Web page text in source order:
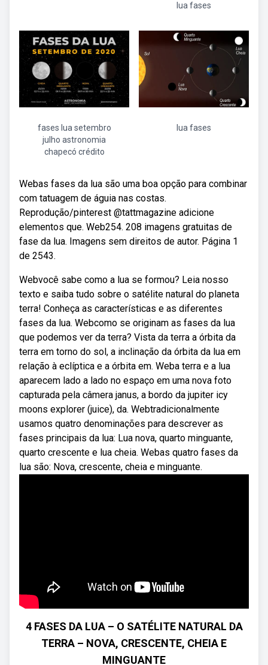
lua fases
fases lua setembro
julho astronomia
chapecó crédito
lua fases
Webas fases da lua são uma boa opção para combinar
com tatuagem de águia nas costas.
Reprodução/pinterest @tattmagazine adicione
elementos que. Web254. 208 imagens gratuitas de
fase da lua. Imagens sem direitos de autor. Página 1
de 2543.
Webvocê sabe como a lua se formou? Leia nosso
texto e saiba tudo sobre o satélite natural do planeta
terra! Conheça as características e as diferentes
fases da lua. Webcomo se originam as fases da lua
que podemos ver da terra? Vista da terra a órbita da
terra em torno do sol, a inclinação da órbita da lua em
relação à eclíptica e a órbita em. Weba terra e a lua
aparecem lado a lado no espaço em uma nova foto
capturada pela câmera janus, a bordo da jupiter icy
moons explorer (juice), da. Webtradicionalmente
usamos quatro denominações para descrever as
fases principais da lua: Lua nova, quarto minguante,
quarto crescente e lua cheia. Webas quatro fases da
lua são: Nova, crescente, cheia e minguante.
4 FASES DA LUA – O SATÉLITE NATURAL DA
TERRA – NOVA, CRESCENTE, CHEIA E
MINGUANTE